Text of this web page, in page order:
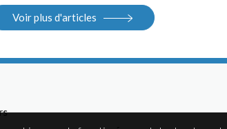
en France et à
Elle met à la
salons.
Voir plus d'articles